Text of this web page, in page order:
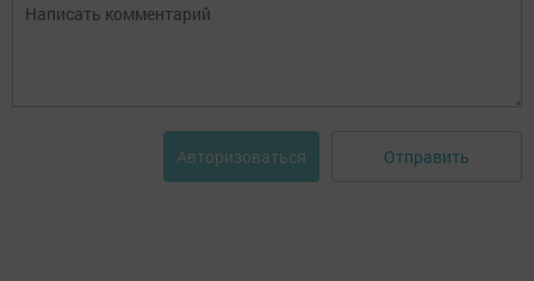
Авторизоваться Отправить